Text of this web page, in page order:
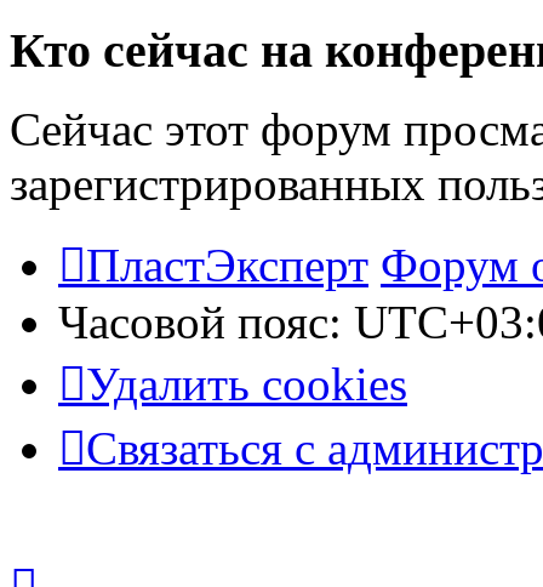
Кто сейчас на
Сейчас этот форум
зарегистрированных
ПластЭксперт Форум
Часовой пояс:
Удалить cookies
Связаться с